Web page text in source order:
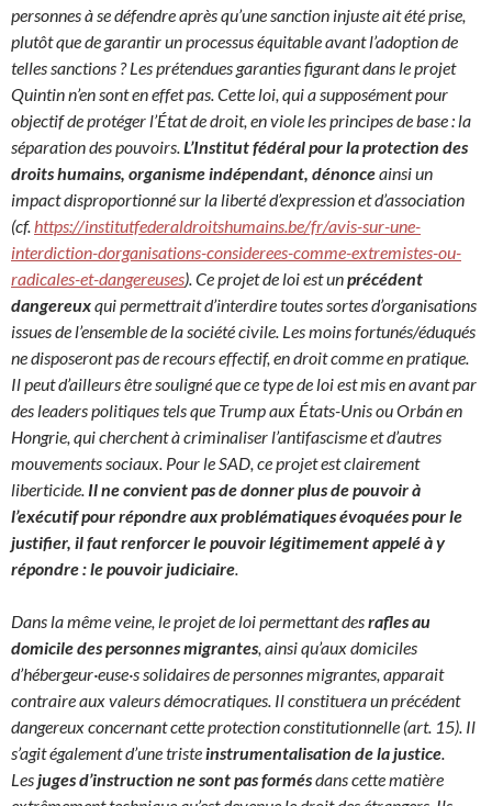
personnes à se défendre après qu’une sanction injuste ait été prise,
plutôt que de garantir un processus équitable avant l’adoption de
telles sanctions ? Les prétendues garanties figurant dans le projet
Quintin n’en sont en effet pas. Cette loi, qui a supposément pour
objectif de protéger l’État de droit, en viole les principes de base : la
séparation des pouvoirs. L’Institut fédéral pour la protection des
droits humains, organisme indépendant, dénonceainsi un
impact disproportionné sur la liberté d’expression et d’association
(cf. https://institutfederaldroitshumains.be/fr/avis-sur-une-
interdiction-dorganisations-considerees-comme-extremistes-ou-
radicales-et-dangereuses). Ce projet de loi est unprécédent
dangereuxqui permettrait d’interdire toutes sortes d’organisations
issues de l’ensemble de la société civile. Les moins fortunés/éduqués
ne disposeront pas de recours effectif, en droit comme en pratique.
Il peut d’ailleurs être souligné que ce type de loi est mis en avant par
des leaders politiques tels que Trump aux États-Unis ou Orbán en
Hongrie, qui cherchent à criminaliser l’antifascisme et d’autres
mouvements sociaux. Pour le SAD, ce projet est clairement
liberticide. Il ne convient pas de donner plus de pouvoir à
l’exécutif pour répondre aux problématiques évoquées pour le
justifier, il faut renforcer le pouvoir légitimement appelé à y
répondre : le pouvoir judiciaire
Dans la même veine, le projet de loi permettant desrafles au
domicile des personnes migrantes , ainsi qu’aux domiciles
d’hébergeur·euse·s solidaires de personnes migrantes, apparait
contraire aux valeurs démocratiques. Il constituera un précédent
dangereux concernant cette protection constitutionnelle (art. 15). Il
s’agit également d’une triste instrumentalisation de la justice
Les juges d’instruction ne sont pas formésdans cette matière